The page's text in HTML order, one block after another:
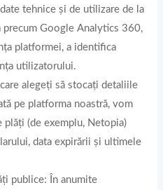
tehnice și de utilizare de la
Google Analytics 360,
platformei, a identifica
utilizatorului.
alegeți să stocați detaliile
pe platforma noastră, vom
(de exemplu, Netopia)
data expirării și ultimele
publice: În anumite